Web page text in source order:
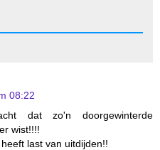
08:22
dat zo'n doorgewinterde
wist!!!!
last van uitdijden!!